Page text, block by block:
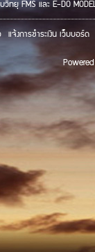
ทยุ FMS และ E-DO
แจ้งการชำระเงินเว็บบอร์ด